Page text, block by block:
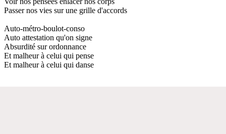
Passer nos vies sur une grille d'accords
Auto-métro-boulot-conso
Auto attestation qu'on signe
Absurdité sur ordonnance
Et malheur à celui qui pense
Et malheur à celui qui danse